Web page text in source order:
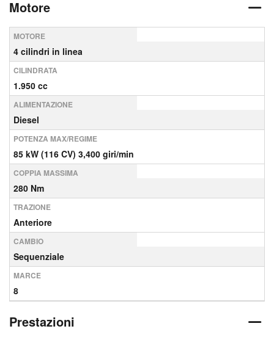
Motore
MOTORE
4 cilindri in linea
CILINDRATA
1.950 cc
ALIMENTAZIONE
Diesel
POTENZA MAX/REGIME
85 kW (116 CV) 3,400 giri/min
COPPIA MASSIMA
280 Nm
TRAZIONE
Anteriore
CAMBIO
Sequenziale
MARCE
8
Prestazioni